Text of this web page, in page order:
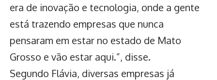
era de inovação e tecnologia, onde a gente
está trazendo empresas que nunca
pensaram em estar no estado de Mato
Grosso e vão estar aqui.”, disse.
Segundo Flávia, diversas empresas já